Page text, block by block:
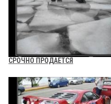
СРОЧНО ПРОДАЕТСЯ